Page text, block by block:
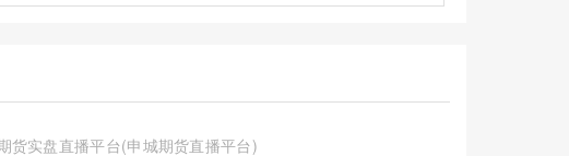
货实盘直播平台(申城期货直播平台)